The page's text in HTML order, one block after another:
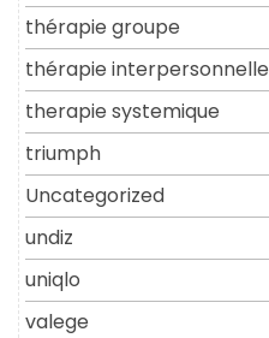
thérapie groupe
thérapie interpersonnelle
therapie systemique
triumph
Uncategorized
undiz
uniqlo
valege